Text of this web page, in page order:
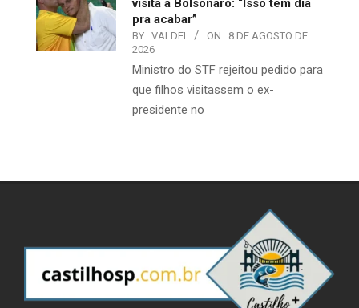
visita a Bolsonaro: “Isso tem dia
pra acabar”
BY: VALDEI ON: 8 DE AGOSTO DE
2026
Ministro do STF rejeitou pedido para
que filhos visitassem o ex-
presidente no